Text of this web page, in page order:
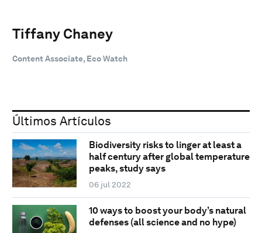
Tiffany Chaney
Content Associate, Eco Watch
Últimos Artículos
Biodiversity risks to linger at least a
half century after global temperature
peaks, study says
06 jul 2022
10 ways to boost your body’s natural
defenses (all science and no hype)